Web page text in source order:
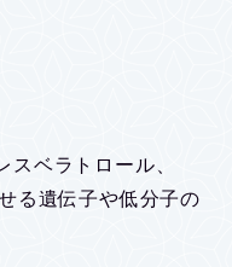
スベラトロール、
る遺伝子や低分子の